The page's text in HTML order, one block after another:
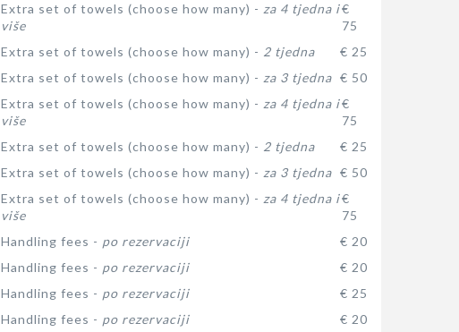
Extra set of towels (choose how many) - za 4 tjedna i
više
€
75
Extra set of towels (choose how many) - 2 tjedna
€ 25
Extra set of towels (choose how many) - za 3 tjedna € 50
Extra set of towels (choose how many) - za 4 tjedna i
više
€
75
Extra set of towels (choose how many) - 2 tjedna
€ 25
Extra set of towels (choose how many) - za 3 tjedna € 50
Extra set of towels (choose how many) - za 4 tjedna i
više
€
75
Handling fees - po rezervaciji
€ 20
Handling fees - po rezervaciji
€ 20
Handling fees - po rezervaciji
€ 25
Handling fees - po rezervaciji
€ 20